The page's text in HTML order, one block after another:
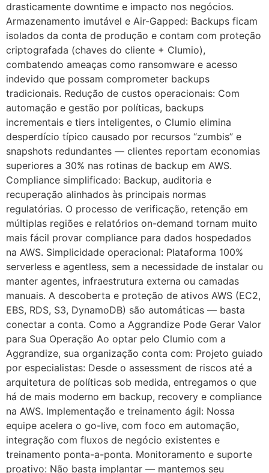
drasticamente downtime e impacto nos negócios.
Armazenamento imutável e Air-Gapped: Backups ficam
isolados da conta de produção e contam com proteção
criptografada (chaves do cliente + Clumio),
combatendo ameaças como ransomware e acesso
indevido que possam comprometer backups
tradicionais. Redução de custos operacionais: Com
automação e gestão por políticas, backups
incrementais e tiers inteligentes, o Clumio elimina
desperdício típico causado por recursos “zumbis” e
snapshots redundantes — clientes reportam economias
superiores a 30% nas rotinas de backup em AWS.
Compliance simplificado: Backup, auditoria e
recuperação alinhados às principais normas
regulatórias. O processo de verificação, retenção em
múltiplas regiões e relatórios on-demand tornam muito
mais fácil provar compliance para dados hospedados
na AWS. Simplicidade operacional: Plataforma 100%
serverless e agentless, sem a necessidade de instalar ou
manter agentes, infraestrutura externa ou camadas
manuais. A descoberta e proteção de ativos AWS (EC2,
EBS, RDS, S3, DynamoDB) são automáticas — basta
conectar a conta. Como a Aggrandize Pode Gerar Valor
para Sua Operação Ao optar pelo Clumio com a
Aggrandize, sua organização conta com: Projeto guiado
por especialistas: Desde o assessment de riscos até a
arquitetura de políticas sob medida, entregamos o que
há de mais moderno em backup, recovery e compliance
na AWS. Implementação e treinamento ágil: Nossa
equipe acelera o go-live, com foco em automação,
integração com fluxos de negócio existentes e
treinamento ponta-a-ponta. Monitoramento e suporte
proativo: Não basta implantar — mantemos seu